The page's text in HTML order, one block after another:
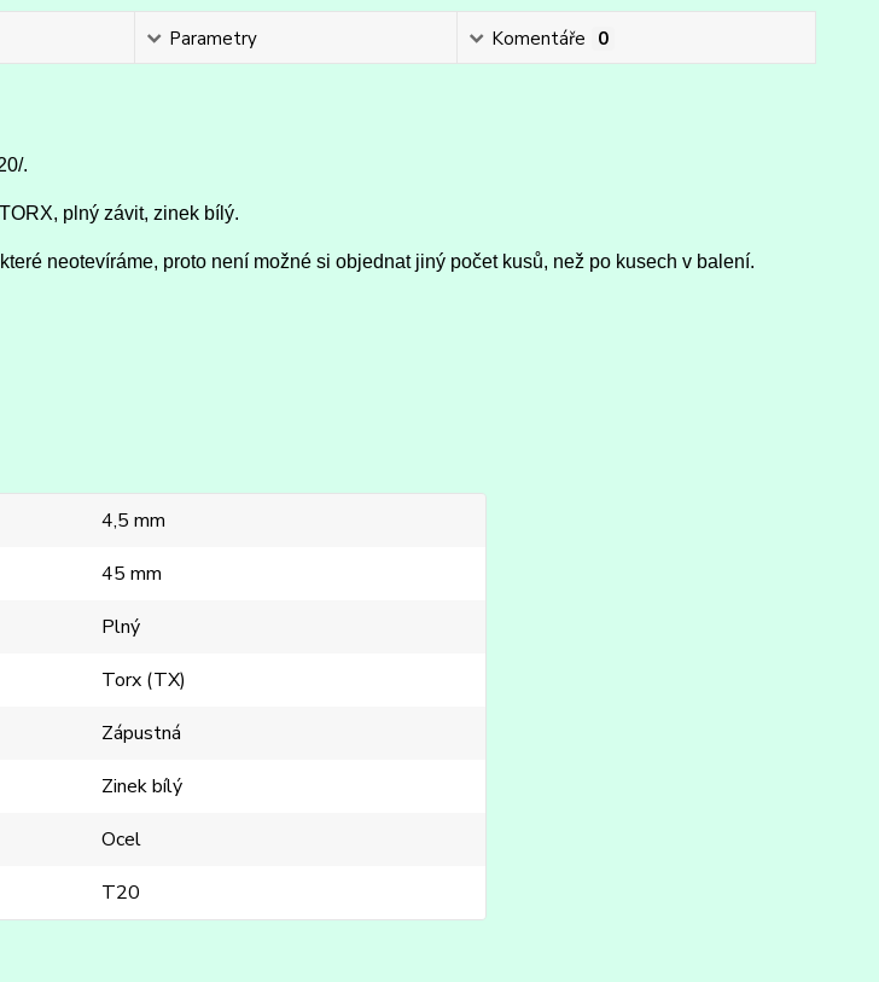
Parametry Komentáře 0
.
plný závit, zinek bílý.
neotevíráme, proto není možné si objednat jiný počet kusů, než po kusech v balení.
4,5 mm
45 mm
Plný
Torx (TX)
Zápustná
Zinek bílý
Ocel
T20